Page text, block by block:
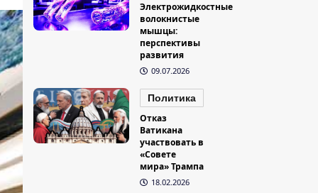
Электрожидкостные
волокнистые
мышцы:
перспективы
развития
09.07.2026
Политика
Отказ
Ватикана
участвовать в
«Совете
мира» Трампа
18.02.2026